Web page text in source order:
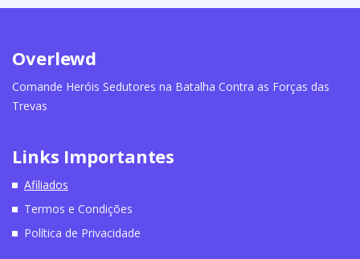
Overlewd
Comande Heróis Sedutores na Batalha Contra as Forças das
Trevas
Links Importantes
Afiliados
Termos e Condições
Política de Privacidade